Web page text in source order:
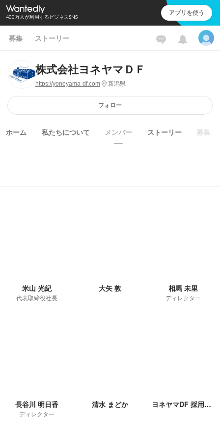
400万人が利用するビジネスSNS アプリを使う
募集 ストーリー
株式会社ヨネヤマＤＦ
https://yoneyama-df.com 新潟県
フォロー
ホーム 私たちについて メンバー ストーリー 募集
米山 光紀
代表取締役社長
大矢 敦 相馬 未里
ディレクター
長谷川 明日香
ディレクター
清水 まどか ヨネヤマDF 採用サポート担当